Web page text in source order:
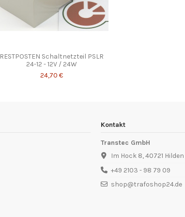
RESTPOSTEN Schaltnetzteil PSLR
24-12 - 12V / 24W
24,70 €
Kontakt
Transtec GmbH
Im Hock 8, 40721 Hilden
+49 2103 - 98 79 09
shop@trafoshop24.de